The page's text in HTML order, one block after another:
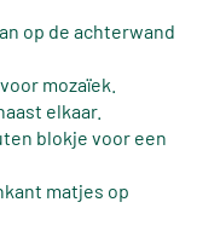
op de achterwand
mozaïek.
elkaar.
blokje voor een
matjes op